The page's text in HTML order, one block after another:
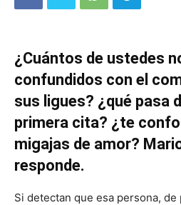
¿Cuántos de ustedes
confundidos con el
sus ligues? ¿qué pasa
primera cita? ¿te
migajas de amor?
responde.
Si detectan que esa persona,